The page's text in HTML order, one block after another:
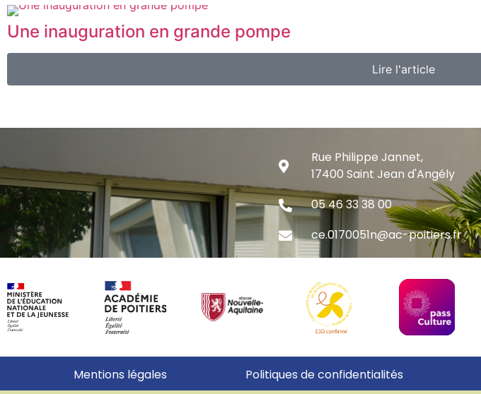
Une inauguration en grande pompe
Lire l'article
Rue Philippe Jannet,
17400 Saint Jean d'Angély
05 46 33 38 00
ce.0170051n@ac-poitiers.fr
Mentions légales Politiques de confidentialités